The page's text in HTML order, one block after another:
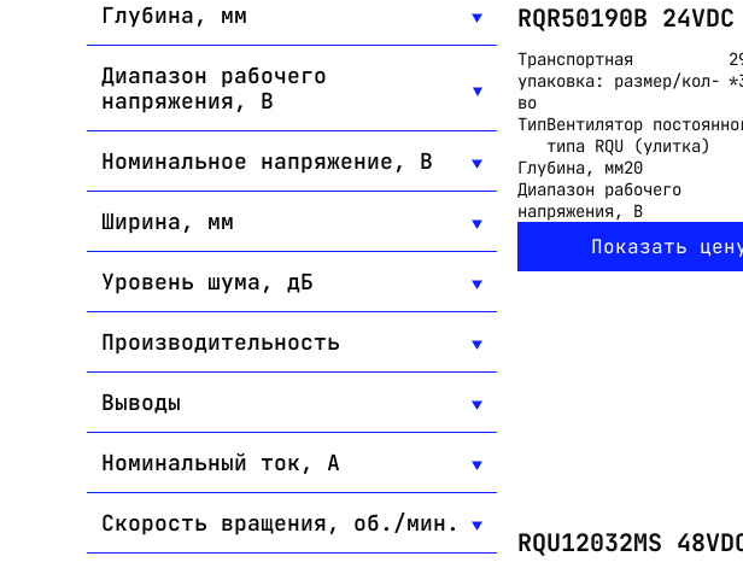
Глубина, мм
Диапазон рабочего
напряжения, В
Номинальное напряжение, В
Ширина, мм
Уровень шума, дБ
Производительность
Выводы
Номинальный ток, А
Скорость вращения, об./мин.
RQR50190B 24VDC
Транспортная
упаковка: размер/кол-
во
ТипВентилятор
типа RQU (улитка)
Глубина, мм20
Диапазон рабочего
напряжения, В
Показать
RQU12032MS